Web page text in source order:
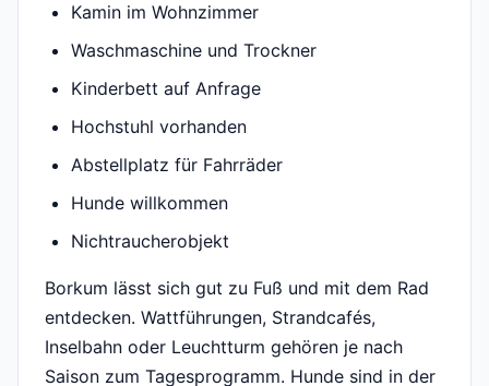
Kamin im Wohnzimmer
Waschmaschine und Trockner
Kinderbett auf Anfrage
Hochstuhl vorhanden
Abstellplatz für Fahrräder
Hunde willkommen
Nichtraucherobjekt
Borkum lässt sich gut zu Fuß und mit dem Rad
entdecken. Wattführungen, Strandcafés,
Inselbahn oder Leuchtturm gehören je nach
Saison zum Tagesprogramm. Hunde sind in der